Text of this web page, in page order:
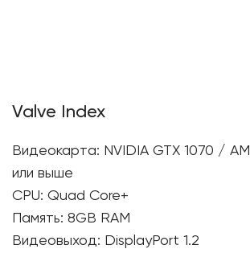
Valve Index
Видеокарта: NVIDIA GTX 1070 /
или выше
CPU: Quad Core+
Память: 8GB RAM
Видеовыход: DisplayPort 1.2